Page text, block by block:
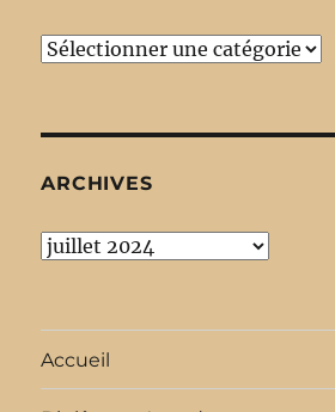
Catégories
ARCHIVES
Archives
Accueil